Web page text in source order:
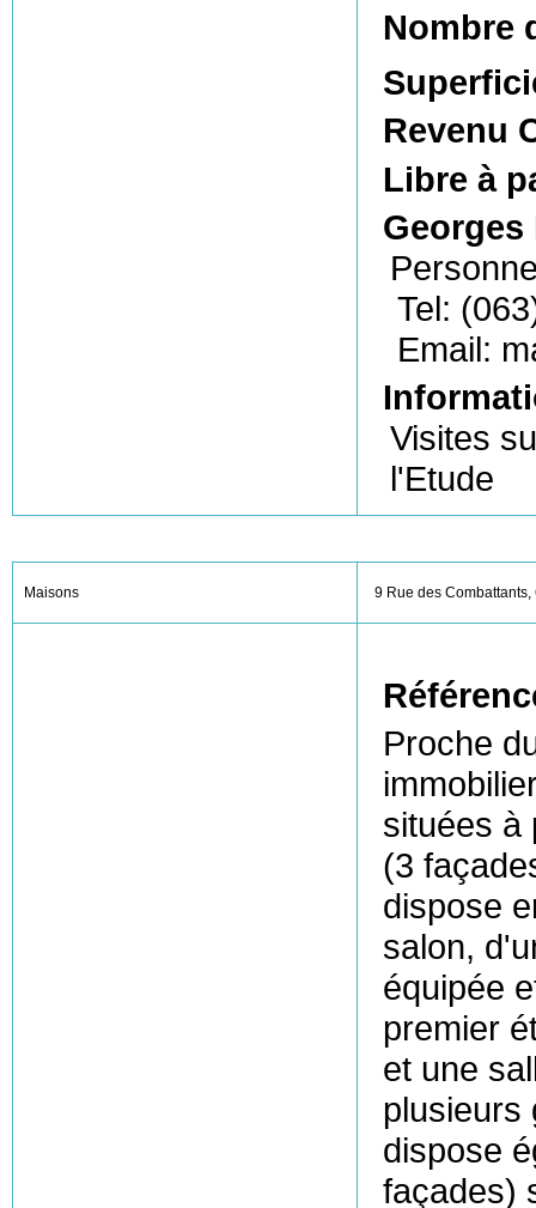
Nombre
Revenu
Libre à
Georges
Tel:
Email:
Visites
l'Etude
Maisons 9 Rue des
Proche
situées à
(3
dispose
salon,
équipée
premier
et une
plusieurs
dispose
façades)